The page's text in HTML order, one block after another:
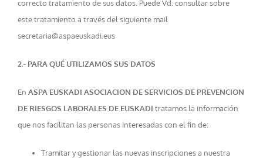
correcto tratamiento de sus datos. Puede Vd. consultar sobre
este tratamiento a través del siguiente mail
secretaria@aspaeuskadi.eus
2.- PARA QUÉ UTILIZAMOS SUS DATOS
En ASPA EUSKADI ASOCIACION DE SERVICIOS DE PREVENCION
DE RIESGOS LABORALES DE EUSKADI tratamos la información
que nos facilitan las personas interesadas con el fin de:
Tramitar y gestionar las nuevas inscripciones a nuestra